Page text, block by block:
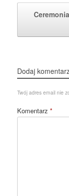
Dodaj
Twój adres email nie
Komentarz *